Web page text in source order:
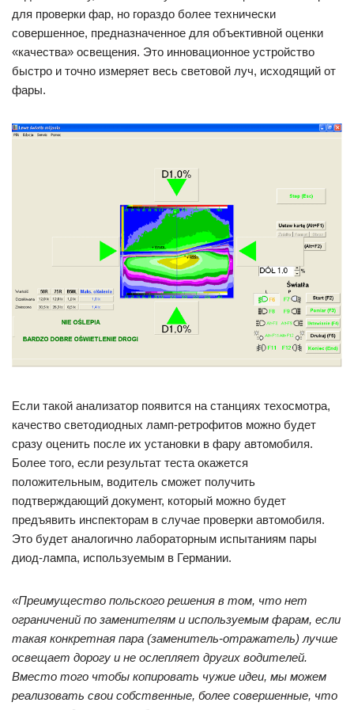
для проверки фар, но гораздо более технически
совершенное, предназначенное для объективной оценки
«качества» освещения. Это инновационное устройство
быстро и точно измеряет весь световой луч, исходящий от
фары.
Если такой анализатор появится на станциях техосмотра,
качество светодиодных ламп-ретрофитов можно будет
сразу оценить после их установки в фару автомобиля.
Более того, если результат теста окажется
положительным, водитель сможет получить
подтверждающий документ, который можно будет
предъявить инспекторам в случае проверки автомобиля.
Это будет аналогично лабораторным испытаниям пары
диод-лампа, используемым в Германии.
«Преимущество польского решения в том, что нет
ограничений по заменителям и используемым фарам, если
такая конкретная пара (заменитель-отражатель) лучше
освещает дорогу и не ослепляет других водителей.
Вместо того чтобы копировать чужие идеи, мы можем
реализовать свои собственные, более совершенные, что